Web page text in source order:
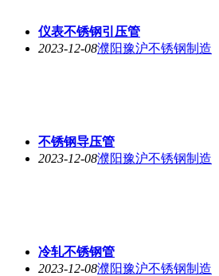
仪表不锈钢引压管
2023-12-08濮阳豫沪不锈钢制造
不锈钢导压管
2023-12-08濮阳豫沪不锈钢制造
冷轧不锈钢管
2023-12-08濮阳豫沪不锈钢制造